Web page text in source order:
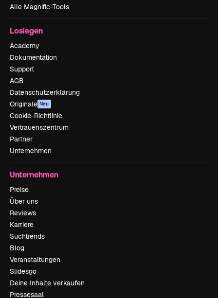
Alle Magnific-Tools
Loslegen
Academy
Dokumentation
Support
AGB
Datenschutzerklärung
Originale Neu
Cookie-Richtlinie
Vertrauenszentrum
Partner
Unternehmen
Unternehmen
Preise
Über uns
Reviews
Karriere
Suchtrends
Blog
Veranstaltungen
Slidesgo
Deine Inhalte verkaufen
Pressesaal